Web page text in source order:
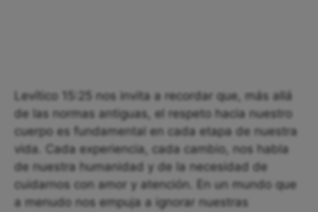
Levítico 15:25 nos invita a recordar que, más allá
de las normas antiguas, el respeto hacia nuestro
cuerpo es fundamental en cada etapa de nuestra
vida. Cada experiencia, cada cambio, nos habla
de nuestra humanidad y de la necesidad de
cuidarnos con amor y atención. En un mundo que
a menudo nos empuja a ignorar nuestras